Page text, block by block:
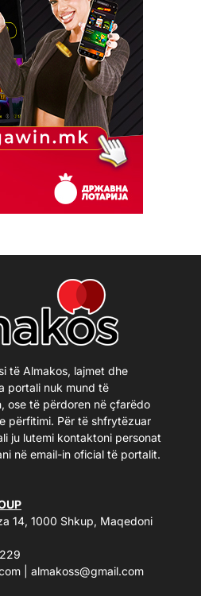
të Almakos, lajmet dhe
portali nuk mund të
ose të përdoren në çfarëdo
përfitimi. Për të shfrytëzuar
ju lutemi kontaktoni personat
në email-in oficial të portalit.
14, 1000 Shkup, Maqedoni
almakoss@gmail.com